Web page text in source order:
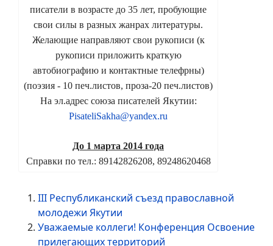
писатели в возрасте до 35 лет, пробующие
свои силы в разных жанрах литературы.
Желающие направляют свои рукописи (к
рукописи приложить краткую
автобиографию и контактные телефрны)
(поэзия - 10 печ.листов, проза-20 печ.листов)
На эл.адрес союза писателей Якутии:
PisateliSakha@yandex.ru
До 1 марта 2014 года
Справки по тел.: 89142826208, 89248620468
III Республиканский съезд православной
молодежи Якутии
Уважаемые коллеги! Конференция Освоение
прилегающих территорий